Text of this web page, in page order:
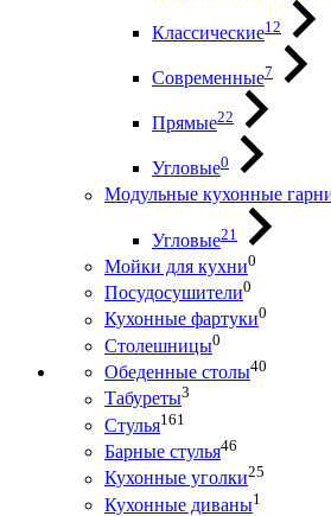
Классические12
Современные7
Прямые22
Угловые0
Модульные кухонные
Угловые21
Мойки для кухни0
Посудосушители0
Кухонные фартуки0
Столешницы0
Обеденные столы40
Табуреты3
Стулья161
Барные стулья46
Кухонные уголки25
Кухонные диваны1